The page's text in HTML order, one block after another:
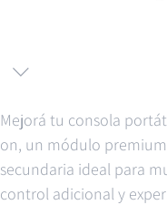
Mejorá tu consola
on, un módulo
secundaria ideal para
control adicional y